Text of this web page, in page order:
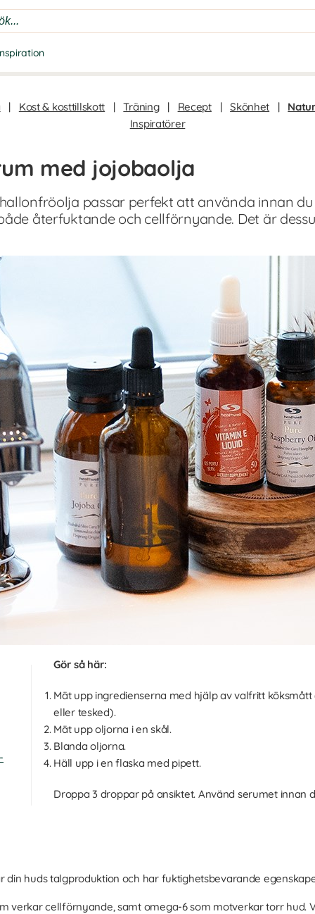
| Kost & kosttillskott | Träning | Recept | Skönhet |
Inspiratörer
med jojobaolja
passar perfekt att använda innan
återfuktande och cellförnyande. Det är
Gör så här:
Mät upp ingredienserna med hjälp av valfritt
eller tesked).
Mät upp oljorna i en skål.
Blanda oljorna.
Häll upp i en flaska med pipett.
Droppa 3 droppar på ansiktet. Använd serumet innan
din huds talgproduktion och har fuktighetsbevarande
verkar cellförnyande, samt omega-6 som motverkar torr hud.